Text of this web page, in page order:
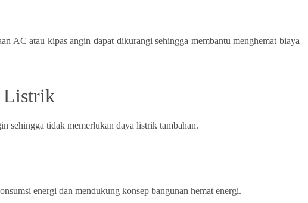
AC atau kipas angin dapat dikurangi sehingga membantu menghemat biaya
Listrik
sehingga tidak memerlukan daya listrik tambahan.
energi dan mendukung konsep bangunan hemat energi.